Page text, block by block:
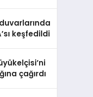
keşfedildi
çağırdı